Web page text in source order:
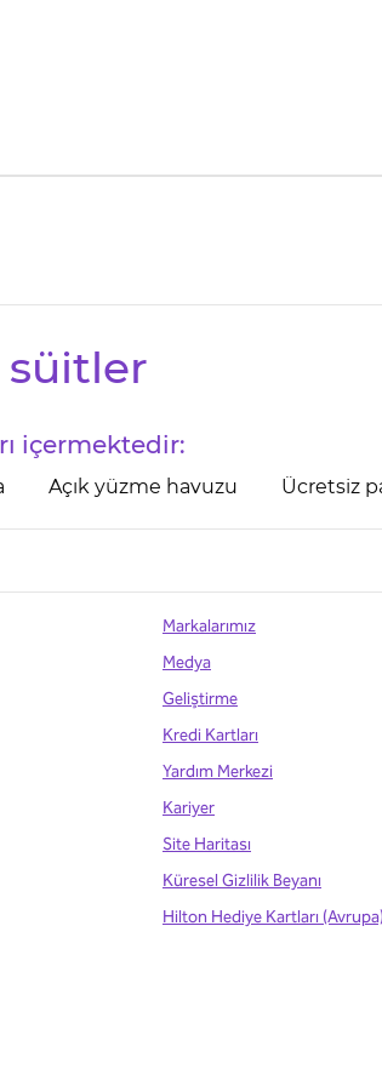
süitler
içermektedir:
Açık yüzme havuzu Ücretsiz
Markalarımız
Medya
Geliştirme
Kredi Kartları
Yardım Merkezi
Kariyer
Site Haritası
Küresel Gizlilik Beyanı
Hilton Hediye Kartları (Avrupa)